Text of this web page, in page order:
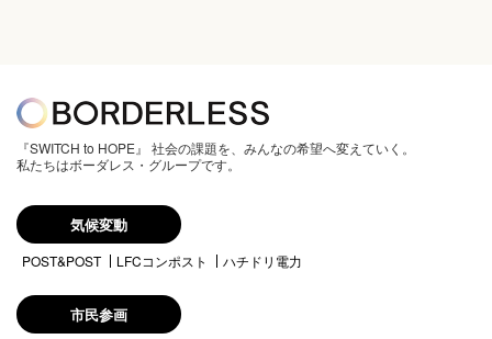
『SWITCH to HOPE』 社会の課題を、みんなの希望へ変えていく。
私たちはボーダレス・グループです。
気候変動
POST&POST LFCコンポスト ハチドリ電力
市民参画